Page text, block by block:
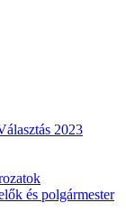
2023
és polgármester